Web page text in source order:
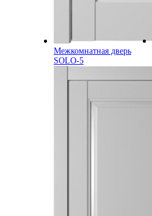
Межкомнатная дверь
SOLO-5